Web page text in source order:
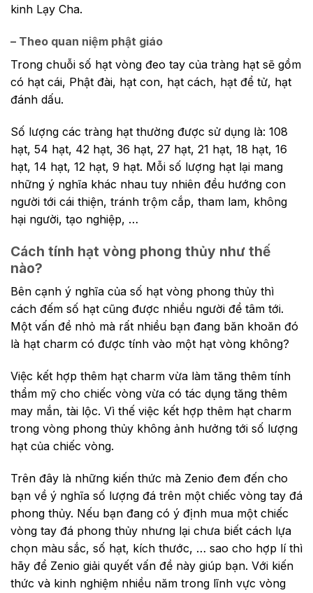
kinh Lạy Cha.
– Theo quan niệm phật giáo
Trong chuỗi số hạt vòng đeo tay của tràng hạt sẽ gồm
có hạt cái, Phật đài, hạt con, hạt cách, hạt để tử, hạt
đánh dấu.
Số lượng các tràng hạt thường được sử dụng là: 108
hạt, 54 hạt, 42 hạt, 36 hạt, 27 hạt, 21 hạt, 18 hạt, 16
hạt, 14 hạt, 12 hạt, 9 hạt. Mỗi số lượng hạt lại mang
những ý nghĩa khác nhau tuy nhiên đều hướng con
người tới cái thiện, tránh trộm cắp, tham lam, không
hại người, tạo nghiệp, …
Cách tính hạt vòng phong thủy như thế
nào?
Bên cạnh ý nghĩa của số hạt vòng phong thủy thì
cách đếm số hạt cũng được nhiều người để tâm tới.
Một vấn đề nhỏ mà rất nhiều bạn đang băn khoăn đó
là hạt charm có được tính vào một hạt vòng không?
Việc kết hợp thêm hạt charm vừa làm tăng thêm tính
thẩm mỹ cho chiếc vòng vừa có tác dụng tăng thêm
may mắn, tài lộc. Vì thế việc kết hợp thêm hạt charm
trong vòng phong thủy không ảnh hưởng tới số lượng
hạt của chiếc vòng.
Trên đây là những kiến thức mà Zenio đem đến cho
bạn về ý nghĩa số lượng đá trên một chiếc vòng tay đá
phong thủy. Nếu bạn đang có ý định mua một chiếc
vòng tay đá phong thủy nhưng lại chưa biết cách lựa
chọn màu sắc, số hạt, kích thước, … sao cho hợp lí thì
hãy để Zenio giải quyết vấn đề này giúp bạn. Với kiến
thức và kinh nghiệm nhiều năm trong lĩnh vực vòng